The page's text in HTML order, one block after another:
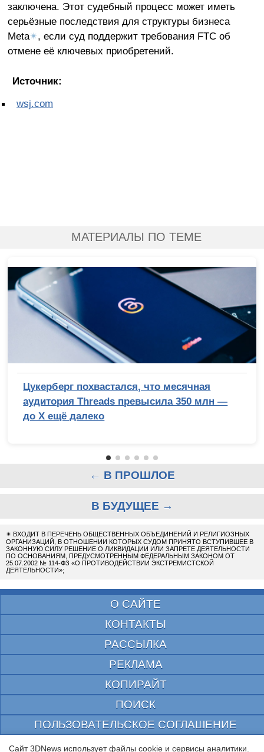
заключена. Этот судебный процесс может иметь
серьёзные последствия для структуры бизнеса
Meta✴, если суд поддержит требования FTC об
отмене её ключевых приобретений.
Источник:
wsj.com
МАТЕРИАЛЫ ПО ТЕМЕ
Цукерберг похвастался, что месячная
аудитория Threads превысила 350 млн —
до X ещё далеко
← В ПРОШЛОЕ
В БУДУЩЕЕ →
✴ ВХОДИТ В ПЕРЕЧЕНЬ ОБЩЕСТВЕННЫХ ОБЪЕДИНЕНИЙ И РЕЛИГИОЗНЫХ
ОРГАНИЗАЦИЙ, В ОТНОШЕНИИ КОТОРЫХ СУДОМ ПРИНЯТО ВСТУПИВШЕЕ В
ЗАКОННУЮ СИЛУ РЕШЕНИЕ О ЛИКВИДАЦИИ ИЛИ ЗАПРЕТЕ ДЕЯТЕЛЬНОСТИ
ПО ОСНОВАНИЯМ, ПРЕДУСМОТРЕННЫМ ФЕДЕРАЛЬНЫМ ЗАКОНОМ ОТ
25.07.2002 № 114-ФЗ «О ПРОТИВОДЕЙСТВИИ ЭКСТРЕМИСТСКОЙ
ДЕЯТЕЛЬНОСТИ»;
О САЙТЕ
КОНТАКТЫ
РАССЫЛКА
РЕКЛАМА
КОПИРАЙТ
ПОИСК
ПОЛЬЗОВАТЕЛЬСКОЕ СОГЛАШЕНИЕ
ЗАЩИЩЕНО CURATOR
Сайт 3DNews использует файлы cookie и сервисы аналитики.